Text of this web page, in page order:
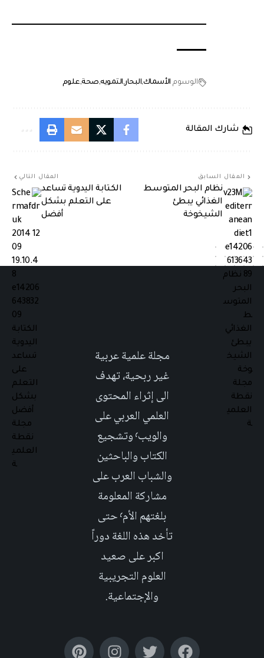
الوسوم الأسماكالبحار التمويه صحة علوم
شارك المقالة
المقال السابق
نظام البحر المتوسط
الغذائي يبطئ
الشيخوخة
المقال التالي
الكتابة اليدوية تساعد
على التعلم بشكل
أفضل
مجلة علمية عربية
غير ربحية، تهدف
الى إثراء المحتوى
العلمي العربي على
والويب٬ وتشجيع
الكتاب والباحثين
والشباب العرب على
مشاركة المعلومة
بلغتهم الأم٬ حتى
تأخد هذه اللغة دوراً
اكبر على صعيد
العلوم التجريبية
والإجتماعية.